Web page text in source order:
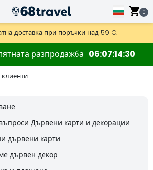
0
доставка при поръчки над 59 €.
за една нощ.
90 дни за дървени карти и декорации.
разпродажба 06 07 14 30
клиенти
Дървени карти и декорации
дървени карти
дървен декор